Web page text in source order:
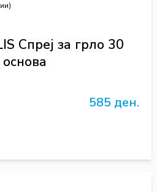
Спреј за грло 30
585 ден.